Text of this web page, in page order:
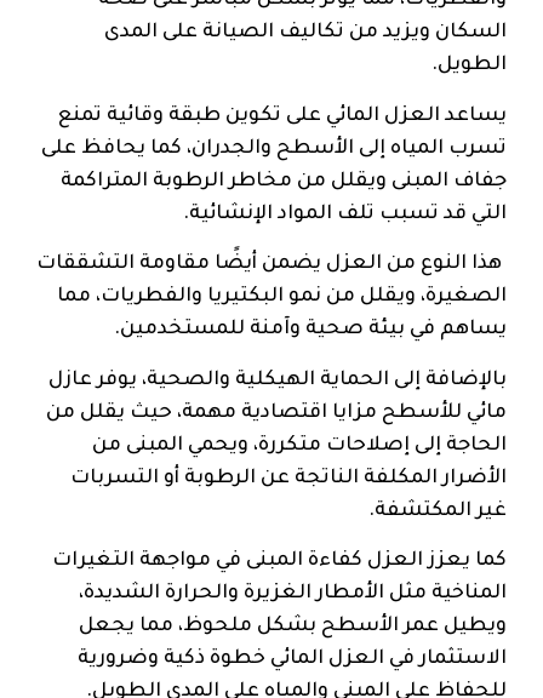
السكان ويزيد من تكاليف الصيانة على المدى
الطويل.
يساعد العزل المائي على تكوين طبقة وقائية تمنع
تسرب المياه إلى الأسطح والجدران، كما يحافظ على
جفاف المبنى ويقلل من مخاطر الرطوبة المتراكمة
التي قد تسبب تلف المواد الإنشائية.
هذا النوع من العزل يضمن أيضًا مقاومة التشققات
الصغيرة، ويقلل من نمو البكتيريا والفطريات، مما
يساهم في بيئة صحية وآمنة للمستخدمين.
بالإضافة إلى الحماية الهيكلية والصحية، يوفر عازل
مائي للأسطح مزايا اقتصادية مهمة، حيث يقلل من
الحاجة إلى إصلاحات متكررة، ويحمي المبنى من
الأضرار المكلفة الناتجة عن الرطوبة أو التسربات
غير المكتشفة.
كما يعزز العزل كفاءة المبنى في مواجهة التغيرات
المناخية مثل الأمطار الغزيرة والحرارة الشديدة،
ويطيل عمر الأسطح بشكل ملحوظ، مما يجعل
الاستثمار في العزل المائي خطوة ذكية وضرورية
للحفاظ على المبنى والمياه على المدى الطويل.